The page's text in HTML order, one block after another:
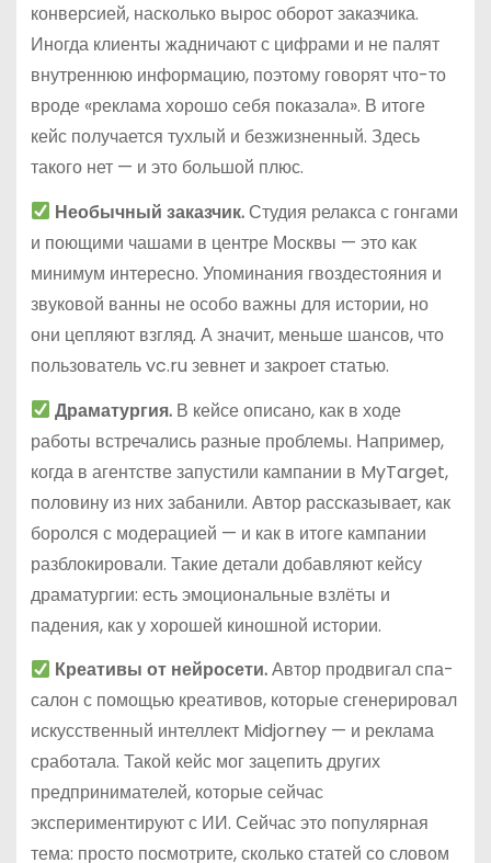
конверсией, насколько вырос оборот заказчика.
Иногда клиенты жадничают с цифрами и не палят
внутреннюю информацию, поэтому говорят что-то
вроде «реклама хорошо себя показала». В итоге
кейс получается тухлый и безжизненный. Здесь
такого нет — и это большой плюс.
Необычный заказчик.Студия релакса с гонгами
и поющими чашами в центре Москвы — это как
минимум интересно. Упоминания гвоздестояния и
звуковой ванны не особо важны для истории, но
они цепляют взгляд. А значит, меньше шансов, что
пользователь vc.ru зевнет и закроет статью.
Драматургия. В кейсе описано, как в ходе
работы встречались разные проблемы. Например,
когда в агентстве запустили кампании в MyTarget,
половину из них забанили. Автор рассказывает, как
боролся с модерацией — и как в итоге кампании
разблокировали. Такие детали добавляют кейсу
драматургии: есть эмоциональные взлёты и
падения, как у хорошей киношной истории.
Креативы от нейросети.Автор продвигал спа-
салон с помощью креативов, которые сгенерировал
искусственный интеллект Midjorney — и реклама
сработала. Такой кейс мог зацепить других
предпринимателей, которые сейчас
экспериментируют с ИИ. Сейчас это популярная
тема: просто посмотрите, сколько статей со словом